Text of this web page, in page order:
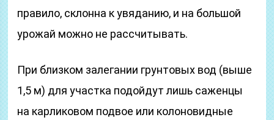
правило, склонна к увяданию, и на большой
урожай можно не рассчитывать.
При близком залегании грунтовых вод (выше
1,5 м) для участка подойдут лишь саженцы
на карликовом подвое или колоновидные